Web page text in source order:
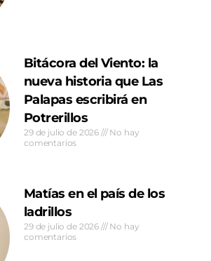
Bitácora del Viento: la
nueva historia que Las
Palapas escribirá en
Potrerillos
29 de julio de 2026
No hay
comentarios
Matías en el país de los
ladrillos
29 de julio de 2026
No hay
comentarios